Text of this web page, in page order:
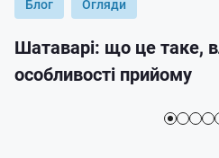
Блог Огляди
Шатаварі: що це таке,
особливості прийому